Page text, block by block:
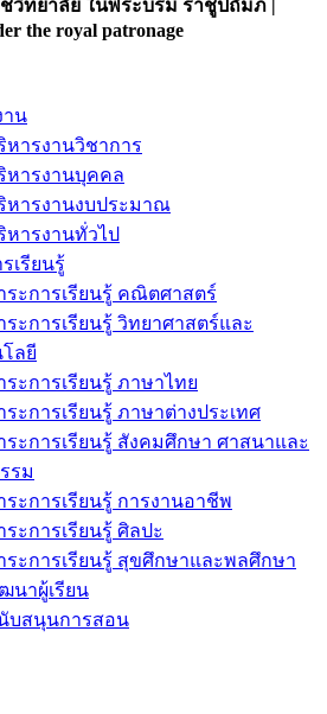
ชวิทยาลัย ในพระบรม ราชูปถัมภ์ |
the royal patronage
าน
หารงานวิชาการ
หารงานบุคคล
หารงานงบประมาณ
หารงานทั่วไป
เรียนรู้
ระการเรียนรู้ คณิตศาสตร์
ะการเรียนรู้ วิทยาศาสตร์และ
ลยี
ะการเรียนรู้ ภาษาไทย
ะการเรียนรู้ ภาษาต่างประเทศ
ระการเรียนรู้ สังคมศึกษา ศาสนาและ
รม
ระการเรียนรู้ การงานอาชีพ
ะการเรียนรู้ ศิลปะ
ระการเรียนรู้ สุขศึกษาและพลศึกษา
นาผู้เรียน
บสนุนการสอน